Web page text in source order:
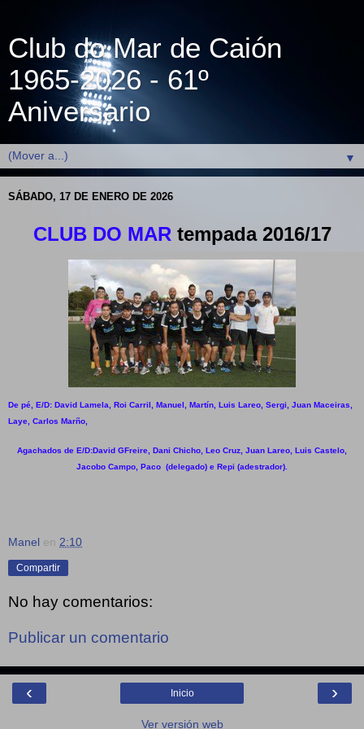
Club do Mar de Caión
1965-2026 - 61º
Aniversario
▼
SÁBADO, 17 DE ENERO DE 2026
CLUB DO MAR tempada 2016/17
De pé, E/D: David Lamela, Roi Carril, Manuel, Martín, Luis Lareo, Sergi, Juan Maceiras,
Laye, Carlos Marño,
Agachados de E/D:David GFreire, Dani Chicho, Leo Cruz, Juan Lareo, Luis Castelo,
Jacobo Campo, Paco (delegado) e Repi (adestrador).
Manel en 2:10
Compartir
No hay comentarios:
Publicar un comentario
‹ ›
Inicio
Ver versión web